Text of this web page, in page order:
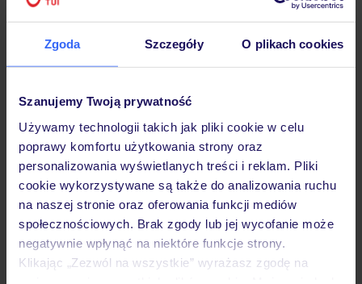
Zgoda Szczegóły O plikach cookies
Szanujemy Twoją prywatność
Używamy technologii takich jak pliki cookie w celu
poprawy komfortu użytkowania strony oraz
personalizowania wyświetlanych treści i reklam. Pliki
cookie wykorzystywane są także do analizowania ruchu
na naszej stronie oraz oferowania funkcji mediów
społecznościowych. Brak zgody lub jej wycofanie może
negatywnie wpłynąć na niektóre funkcje strony.
Klikając „Zezwól na wszystkie” wyrażasz zgodę na
Pokoje
Wyżywienie
Atrakcje